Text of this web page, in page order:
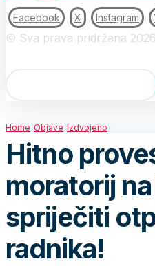
Facebook X Instagram
© Sva prava pridržana 2026
Home Objave Izdvojeno
Hitno
moratorij
spriječiti
radnika!